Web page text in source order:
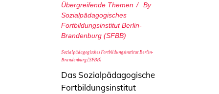
Übergreifende Themen
By
Sozialpädagogisches
Fortbildungsinstitut Berlin-
Brandenburg (SFBB)
Sozialpädagogisches Fortbildungsinstitut Berlin-
Brandenburg (SFBB)
Das Sozialpädagogische
Fortbildungsinstitut